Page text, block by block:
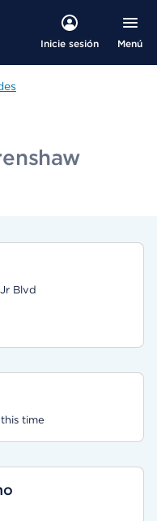
Inicie sesión Menú
Blvd
time